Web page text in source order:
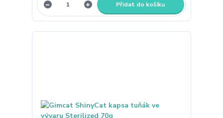
Přidat do košíku